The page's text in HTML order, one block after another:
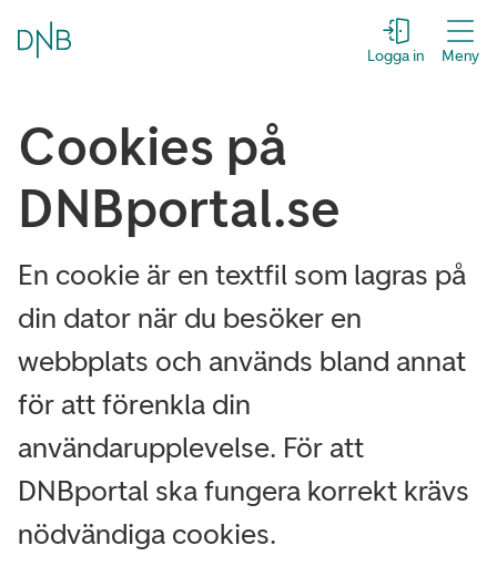
Logga in Meny
Cookies på
DNBportal.se
En cookie är en textfil som lagras på
din dator när du besöker en
webbplats och används bland annat
för att förenkla din
användarupplevelse. För att
DNBportal ska fungera korrekt krävs
nödvändiga cookies.